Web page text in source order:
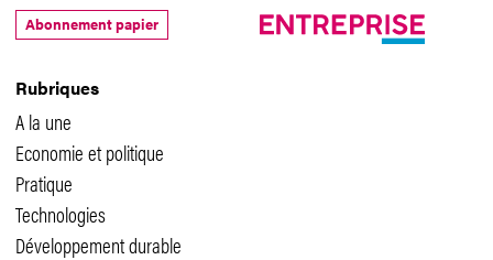
Rubriques
A la une
Economie et politique
Pratique
Technologies
Développement durable
Abonnement papier